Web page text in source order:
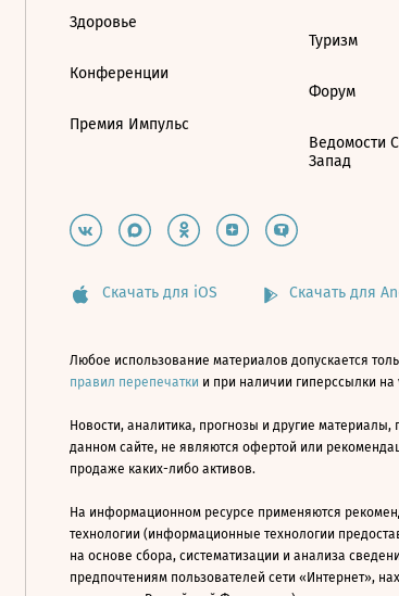
Здоровье
Конференции
Премия Импульс
Туризм
Форум
Ведомости
Запад
Скачать для iOS Скачать для
Любое использование материалов допускается
правил перепечатки и при наличии гиперссылки
Новости, аналитика, прогнозы и другие материалы,
данном сайте, не являются офертой или
продаже каких-либо активов.
На информационном ресурсе применяются
технологии (информационные технологии
на основе сбора, систематизации и анализа
предпочтениям пользователей сети «Интернет»,